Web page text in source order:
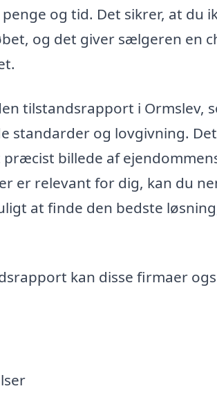
og tid. Det sikrer, at du
og det giver sælgeren en
tilstandsrapport i Ormslev,
standarder og lovgivning.
billede af
er relevant for dig, kan du
at finde den bedste
kan disse firmaer